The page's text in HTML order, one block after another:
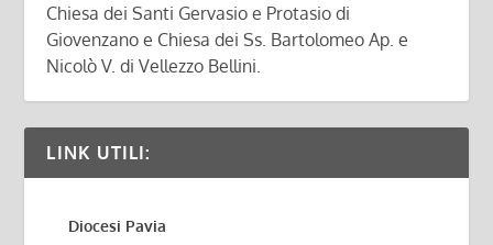
Chiesa dei Santi Gervasio e Protasio di
Giovenzano e Chiesa dei Ss. Bartolomeo Ap. e
Nicolò V. di Vellezzo Bellini.
LINK UTILI:
Diocesi Pavia